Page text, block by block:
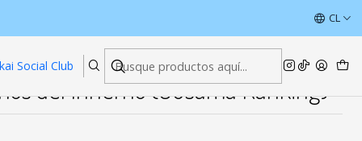
Social Club
Leer más
CL
del Infierno (Ousama Ranking)